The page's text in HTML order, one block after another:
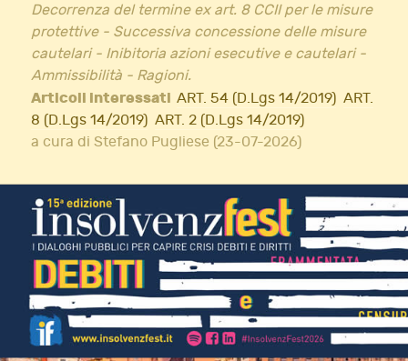
Decorrenza del termine ex art. 8 CCII per le misure
protettive - Successiva concessione delle misure
cautelari - Inibitoria azioni esecutive e cautelari -
Ammissibilità - Ragioni.
Articoli interessati ART. 54 (D.Lgs 14/2019) ART.
8 (D.Lgs 14/2019) ART. 2 (D.Lgs 14/2019)
a cura di Stefano Pugliese (23-07-2026)